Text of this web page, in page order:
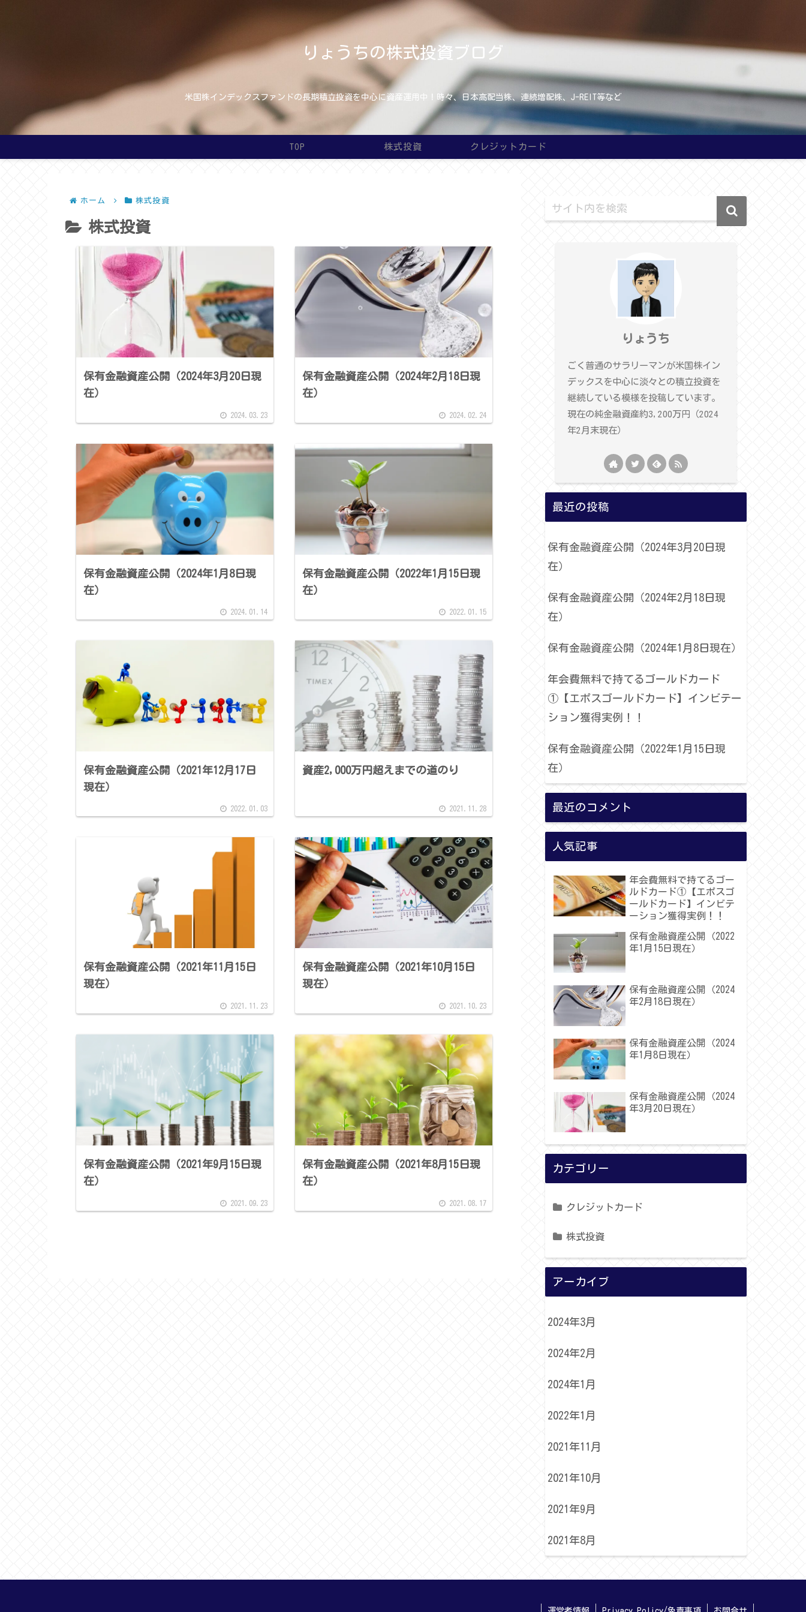
りょうちの株式投資ブログ
米国株インデックスファンドの長期積立投資を中心に資産運用中！時々、日本高配当株、連続増配株、J-REIT等など
TOP 株式投資 クレジットカード
ホーム 株式投資
株式投資
保有金融資産公開（2024年3月20日現
在）
2024.03.23
保有金融資産公開（2024年2月18日現
在）
2024.02.24
保有金融資産公開（2024年1月8日現
在）
2024.01.14
保有金融資産公開（2022年1月15日現
在）
2022.01.15
保有金融資産公開（2021年12月17日
現在）
2022.01.03
資産2,000万円超えまでの道のり
2021.11.28
保有金融資産公開（2021年11月15日
現在）
2021.11.23
保有金融資産公開（2021年10月15日
現在）
2021.10.23
保有金融資産公開（2021年9月15日現
在）
2021.09.23
保有金融資産公開（2021年8月15日現
在）
2021.08.17
りょうち
ごく普通のサラリーマンが米国株イン
デックスを中心に淡々との積立投資を
継続している模様を投稿しています。
現在の純金融資産約3,200万円（2024
年2月末現在）
最近の投稿
保有金融資産公開（2024年3月20日現
在）
保有金融資産公開（2024年2月18日現
在）
保有金融資産公開（2024年1月8日現在）
年会費無料で持てるゴールドカード
①【エポスゴールドカード】インビテー
ション獲得実例！！
保有金融資産公開（2022年1月15日現
在）
最近のコメント
人気記事
年会費無料で持てるゴー
ルドカード①【エポスゴ
ールドカード】インビテ
ーション獲得実例！！
保有金融資産公開（2022
年1月15日現在）
保有金融資産公開（2024
年2月18日現在）
保有金融資産公開（2024
年1月8日現在）
保有金融資産公開（2024
年3月20日現在）
カテゴリー
クレジットカード
株式投資
アーカイブ
2024年3月
2024年2月
2024年1月
2022年1月
2021年11月
2021年10月
2021年9月
2021年8月